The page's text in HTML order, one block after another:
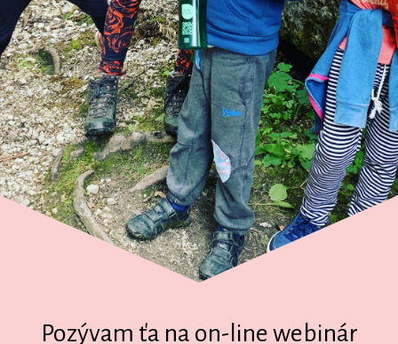
Pozývam ťa na on-line webinár